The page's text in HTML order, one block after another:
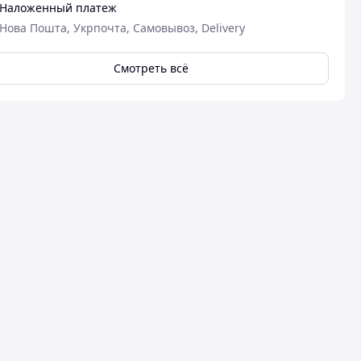
Наложенный платеж
Нова Пошта, Укрпочта, Самовывоз, Delivery
Смотреть всё